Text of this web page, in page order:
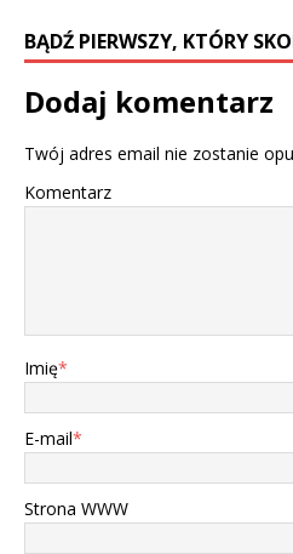
BĄDŹ PIERWSZY, KTÓRY
Dodaj komentarz
Twój adres email nie zostanie
Komentarz
Imię*
E-mail*
Strona WWW